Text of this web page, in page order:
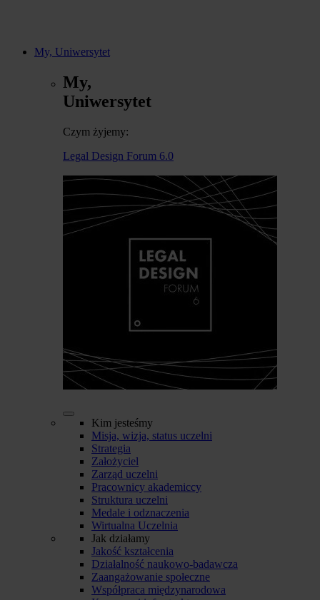
My, Uniwersytet
My,
Uniwersytet
Czym żyjemy:
Legal Design Forum 6.0
Kim jesteśmy
Misja, wizja, status uczelni
Strategia
Założyciel
Zarząd uczelni
Pracownicy akademiccy
Struktura uczelni
Medale i odznaczenia
Wirtualna Uczelnia
Jak działamy
Jakość kształcenia
Działalność naukowo-badawcza
Zaangażowanie społeczne
Współpraca międzynarodowa